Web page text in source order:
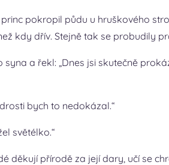
pokropil půdu u hruškového
kdy dřív. Stejně tak se probudily
a řekl: „Dnes jsi skutečně
bych to nedokázal.“
světélko.“
děkují přírodě za její dary, učí se